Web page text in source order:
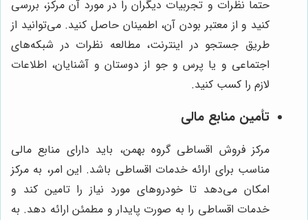
حتماً نظرات و تجربیات دیگران را در مورد آن مرکز، بررسی
کنید و از معتبر بودن آن، اطمینان حاصل کنید. می‌توانید از
طریق جستجو در اینترنت، مطالعه نظرات در شبکه‌های
اجتماعی و یا پرس و جو از دوستان و آشنایان، اطلاعات
لازم را کسب کنید.
تأمین منابع مالی
مرکز فروش اقساطی گروه بهمن، باید دارای منابع مالی
مناسب برای ارائه خدمات اقساطی باشد. این امر، به مرکز
امکان می‌دهد تا خودروهای مورد نیاز را تامین کند و
خدمات اقساطی را به صورت پایدار و مطمئن ارائه دهد. به